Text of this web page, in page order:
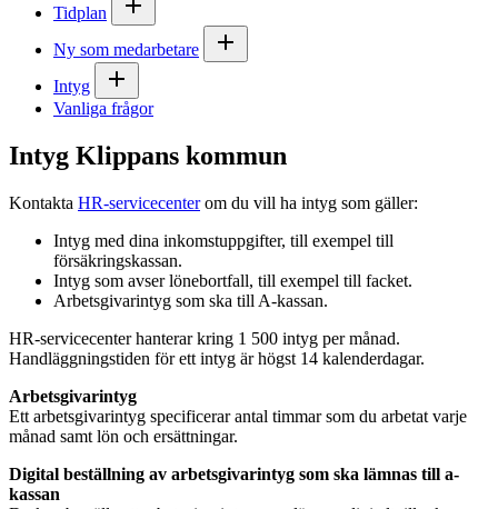
Tidplan
Ny som medarbetare
Intyg
Vanliga frågor
Intyg Klippans kommun
Kontakta HR-servicecenterom du vill ha intyg som gäller:
Intyg med dina inkomstuppgifter, till exempel till
försäkringskassan.
Intyg som avser lönebortfall, till exempel till facket.
Arbetsgivarintyg som ska till A-kassan.
HR-servicecenter hanterar kring 1 500 intyg per månad.
Handläggningstiden för ett intyg är högst 14 kalenderdagar.
Arbetsgivarintyg
Ett arbetsgivarintyg specificerar antal timmar som du arbetat varje
månad samt lön och ersättningar.
Digital beställning av arbetsgivarintyg som ska lämnas till a-
kassan